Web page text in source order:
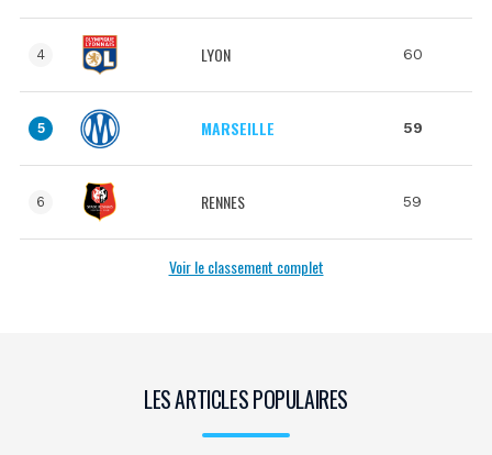
4 LYON 60
5 MARSEILLE 59
6 RENNES 59
Voir le classement complet
LES ARTICLES POPULAIRES